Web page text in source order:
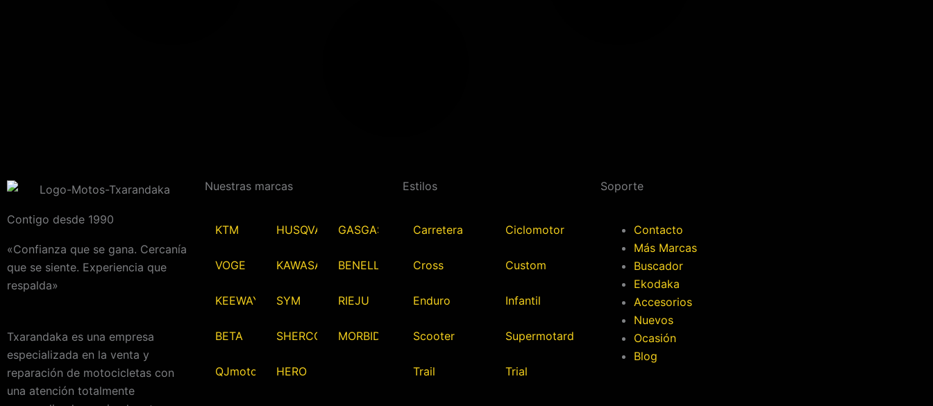
Contigo desde 1990
«Confianza que se gana. Cercanía
que se siente. Experiencia que
respalda»
Txarandaka es una empresa
especializada en la venta y
reparación de motocicletas con
una atención totalmente
Nuestras marcas
KTM HUSQVARNAGASGAS
VOGE KAWASAKI BENELLI
KEEWAY SYM RIEJU
BETA SHERCO MORBIDELLI
QJmotor HERO
Estilos
Carretera Ciclomotor
Cross Custom
Enduro Infantil
Scooter Supermotard
Trail Trial
Soporte
Contacto
Más Marcas
Buscador
Ekodaka
Accesorios
Nuevos
Ocasión
Blog